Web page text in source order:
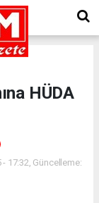
HÜDA
- 17:32, Güncelleme: